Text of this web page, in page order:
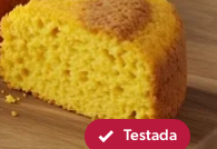
Testada